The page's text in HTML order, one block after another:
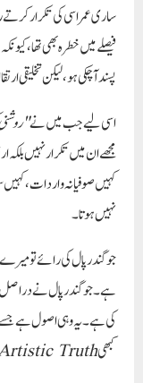
ساری عمر اسی کی تکرار
فیصلے میں خطرہ بھی تھا،
پسند آ چکی ہو، لیکن تخلیقی
اسی لیے جب میں نے
مجھے ان میںتکرار نہیں بلکہ
کہیں صوفیانہ واردات، کہیں
نہیں ہوتا۔
جوگندر پال کی رائے تو
ہے۔ جوگندر پال نے دراصل
کی ہے۔ یہ وہی اصول ہے
کبھیTruth